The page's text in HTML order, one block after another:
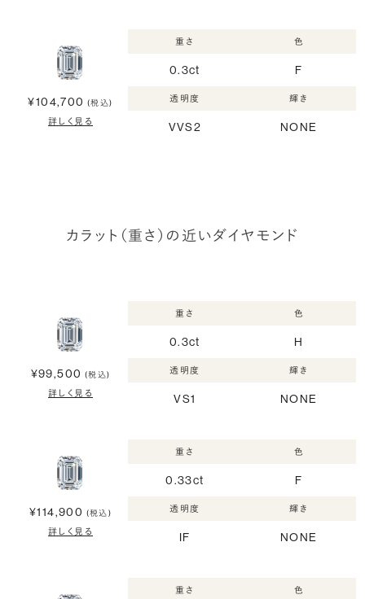
¥104,700 (税込)
詳しく見る
重さ
0.3ct
色
F
透明度
VVS2
輝き
NONE
カラット（重さ）の近いダイヤモンド
¥99,500 (税込)
詳しく見る
重さ
0.3ct
色
H
透明度
VS1
輝き
NONE
¥114,900 (税込)
詳しく見る
重さ
0.33ct
色
F
透明度
IF
輝き
NONE
重さ 色